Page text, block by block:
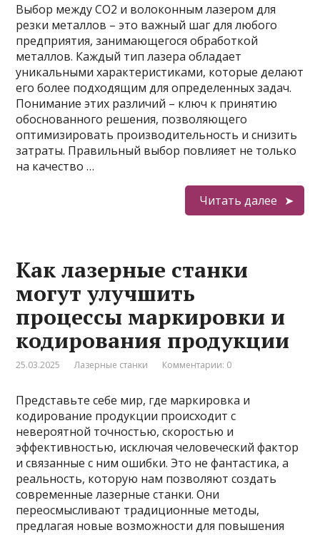
Выбор между CO2 и волоконным лазером для
резки металлов – это важный шаг для любого
предприятия, занимающегося обработкой
металлов. Каждый тип лазера обладает
уникальными характеристиками, которые делают
его более подходящим для определенных задач.
Понимание этих различий – ключ к принятию
обоснованного решения, позволяющего
оптимизировать производительность и снизить
затраты. Правильный выбор повлияет не только
на качество …
Читать далее
Как лазерные станки
могут улучшить
процессы маркировки и
кодирования продукции
25.03.2025 Лазерные станки Комментарии: 0
Представьте себе мир, где маркировка и
кодирование продукции происходит с
невероятной точностью, скоростью и
эффективностью, исключая человеческий фактор
и связанные с ним ошибки. Это не фантастика, а
реальность, которую нам позволяют создать
современные лазерные станки. Они
переосмысливают традиционные методы,
предлагая новые возможности для повышения